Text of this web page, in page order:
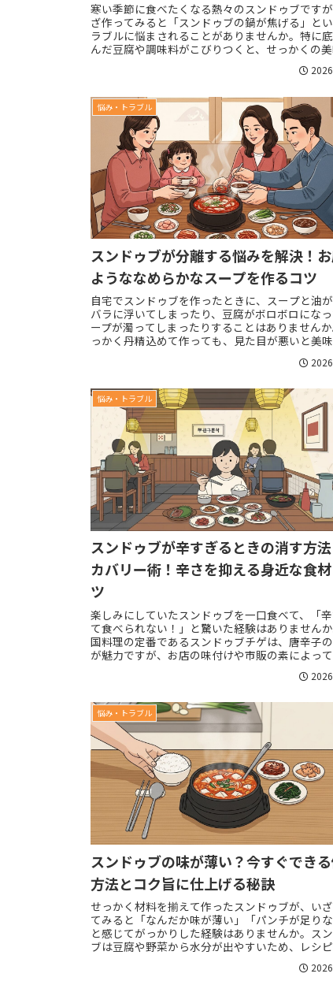
寒い季節に食べたくなる熱々のスンドゥブです
ざ作ってみると「スンドゥブの鍋が焦げる」と
ラブルに悩まされることがありませんか。特に
んだ豆腐や調味料がこびりつくと、せっかくの
いスープに焦げた匂いが移ってしまい、残念な気
悩み・トラブル
スンドゥブが分離する悩みを解決！
ようななめらかなスープを作るコツ
自宅でスンドゥブを作ったときに、スープと油
バラに浮いてしまったり、豆腐がボロボロにな
ープが濁ってしまったりすることはありません
っかく丹精込めて作っても、見た目が悪いと美
悩み・トラブル
スンドゥブが辛すぎるときの消す方
カバリー術！辛さを抑える身近な食
ツ
楽しみにしていたスンドゥブを一口食べて、「
て食べられない！」と驚いた経験はありません
国料理の定番であるスンドゥブチゲは、唐辛子
が魅力ですが、お店の味付けや市販の素によっ
悩み・トラブル
スンドゥブの味が薄い？今すぐでき
方法とコク旨に仕上げる秘訣
せっかく材料を揃えて作ったスンドゥブが、い
てみると「なんだか味が薄い」「パンチが足りな
と感じてがっかりした経験はありませんか。ス
ブは豆腐や野菜から水分が出やすいため、レシ